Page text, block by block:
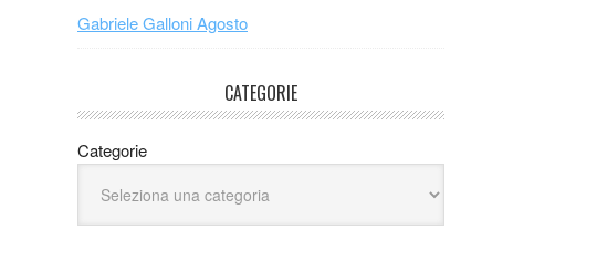
Gabriele Galloni Agosto
CATEGORIE
Categorie